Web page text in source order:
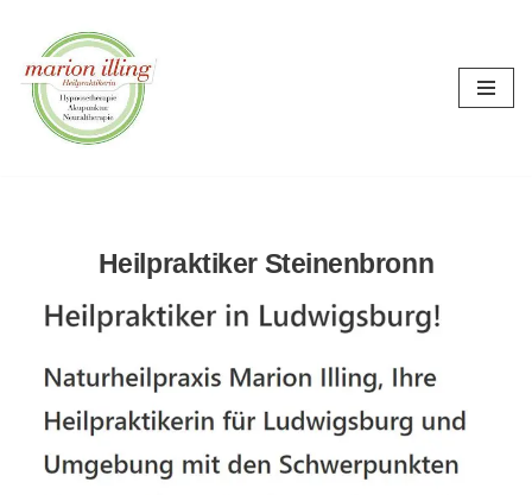
Zum
Inhalt
springen
Heilpraktiker Steinenbronn